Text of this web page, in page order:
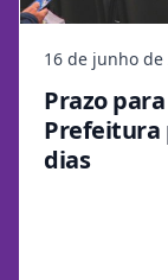
16 de junho de
Prazo
Prefeitura
dias